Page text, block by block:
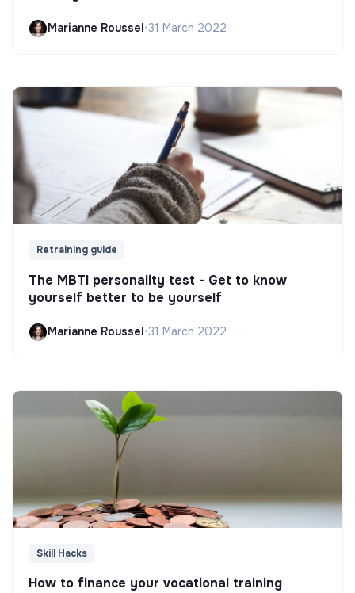
Marianne Roussel •31 March 2022
Retraining guide
The MBTI personality test - Get to know
yourself better to be yourself
Marianne Roussel•31 March 2022
Skill Hacks
How to finance your vocational training